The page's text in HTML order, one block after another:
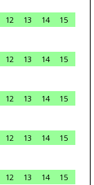
12 13 14
15
12 13 14
15
12 13 14
15
12 13 14
15
12 13 14
15